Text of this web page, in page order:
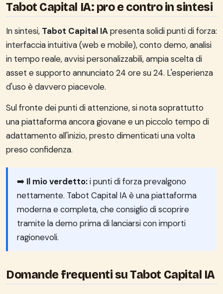
Tabot Capital IA: pro e contro in sintesi
In sintesi, Tabot Capital IApresenta solidi punti di forza:
interfaccia intuitiva (web e mobile), conto demo, analisi
in tempo reale, avvisi personalizzabili, ampia scelta di
asset e supporto annunciato 24 ore su 24. L'esperienza
d'uso è davvero piacevole.
Sul fronte dei punti di attenzione, si nota soprattutto
una piattaforma ancora giovane e un piccolo tempo di
adattamento all'inizio, presto dimenticati una volta
preso confidenza.
➡️ Il mio verdetto:i punti di forza prevalgono
nettamente. Tabot Capital IA è una piattaforma
moderna e completa, che consiglio di scoprire
tramite la demo prima di lanciarsi con importi
ragionevoli.
Domande frequenti su Tabot Capital IA